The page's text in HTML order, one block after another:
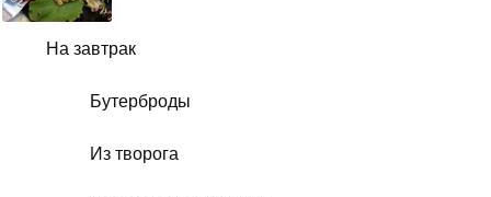
На завтрак
Бутерброды
Из творога